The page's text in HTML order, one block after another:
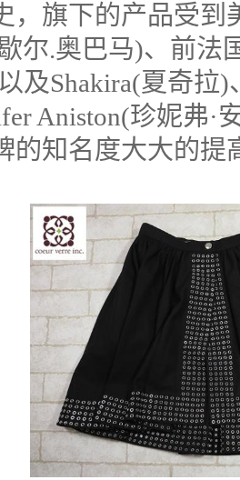
，旗下的产品受到
尔.奥巴马)、前法
及Shakira(夏奇拉)
Aniston(珍妮弗·
的知名度大大的提